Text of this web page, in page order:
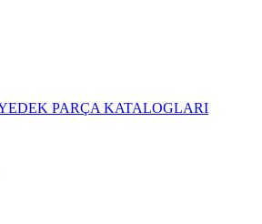
PARÇA KATALOGLARI